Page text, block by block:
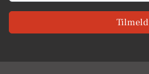
Tilmeld